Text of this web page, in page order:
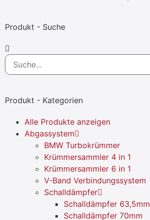
Produkt - Suche
Produkt - Kategorien
Alle Produkte anzeigen
Abgassystem
BMW Turbokrümmer
Krümmersammler 4 in 1
Krümmersammler 6 in 1
V-Band Verbindungssystem
Schalldämpfer
Schalldämpfer 63,5mm
Schalldämpfer 70mm